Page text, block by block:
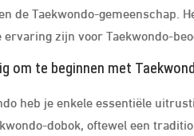
de Taekwondo-gemeenschap.
zijn voor Taekwondo-
om te beginnen met
heb je enkele essentiële
dobok, oftewel een